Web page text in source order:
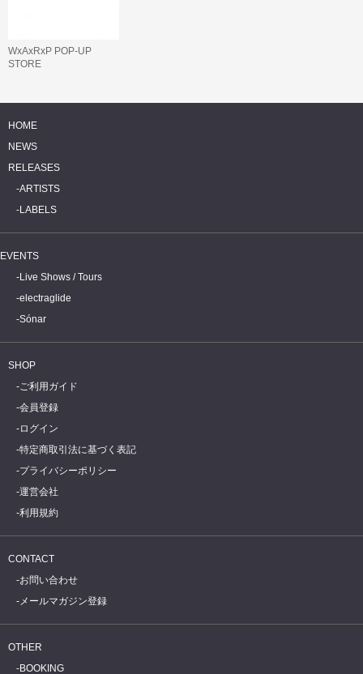
WxAxRxP POP-UP
STORE
HOME
NEWS
RELEASES
ARTISTS
LABELS
EVENTS
Live Shows / Tours
electraglide
Sónar
SHOP
ご利用ガイド
会員登録
ログイン
特定商取引法に基づく表記
プライバシーポリシー
運営会社
利用規約
CONTACT
お問い合わせ
メールマガジン登録
OTHER
BOOKING